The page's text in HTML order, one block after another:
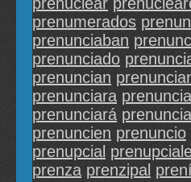
prenumerados
prenunciaban
prenunciado
prenuncian
prenunciara
prenunciará
prenuncien prenuncio
prenupcial
prenza prenzipal